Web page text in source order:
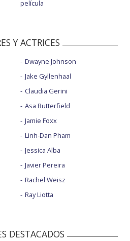
película
Y ACTRICES
Dwayne Johnson
Jake Gyllenhaal
Claudia Gerini
Asa Butterfield
Jamie Foxx
Linh-Dan Pham
Jessica Alba
Javier Pereira
Rachel Weisz
Ray Liotta
DESTACADOS